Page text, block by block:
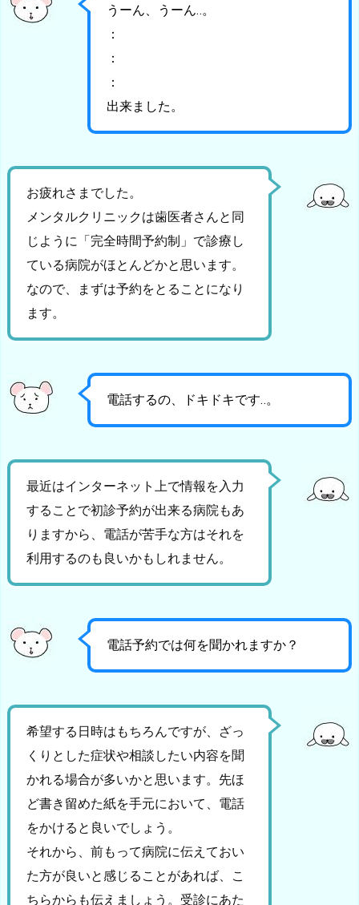
うーん、うーん‥。
：
：
：
出来ました。
お疲れさまでした。
メンタルクリニックは歯医者さんと同
じように「完全時間予約制」で診療し
ている病院がほとんどかと思います。
なので、まずは予約をとることになり
ます。
電話するの、ドキドキです‥。
最近はインターネット上で情報を入力
することで初診予約が出来る病院もあ
りますから、電話が苦手な方はそれを
利用するのも良いかもしれません。
電話予約では何を聞かれますか？
希望する日時はもちろんですが、ざっ
くりとした症状や相談したい内容を聞
かれる場合が多いかと思います。先ほ
ど書き留めた紙を手元において、電話
をかけると良いでしょう。
それから、前もって病院に伝えておい
た方が良いと感じることがあれば、こ
ちらからも伝えましょう。受診にあた